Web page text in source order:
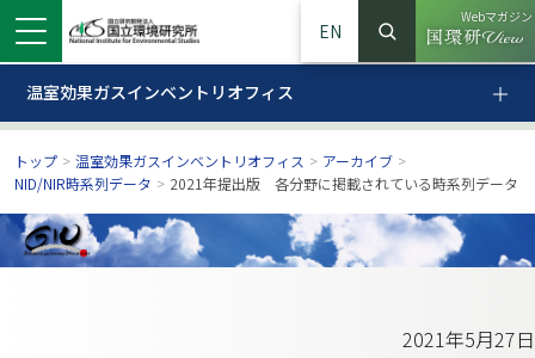
EN
サイト内検索
検索
Webマガジン
（別ウイ
温室効果ガスインベントリオフィス
トップ > 温室効果ガスインベントリオフィス > アーカイブ >
NID/NIR時系列データ > 2021年提出版 各分野に掲載されている時系列データ
温室効果ガスインベントリオフィス
2021年5月27日